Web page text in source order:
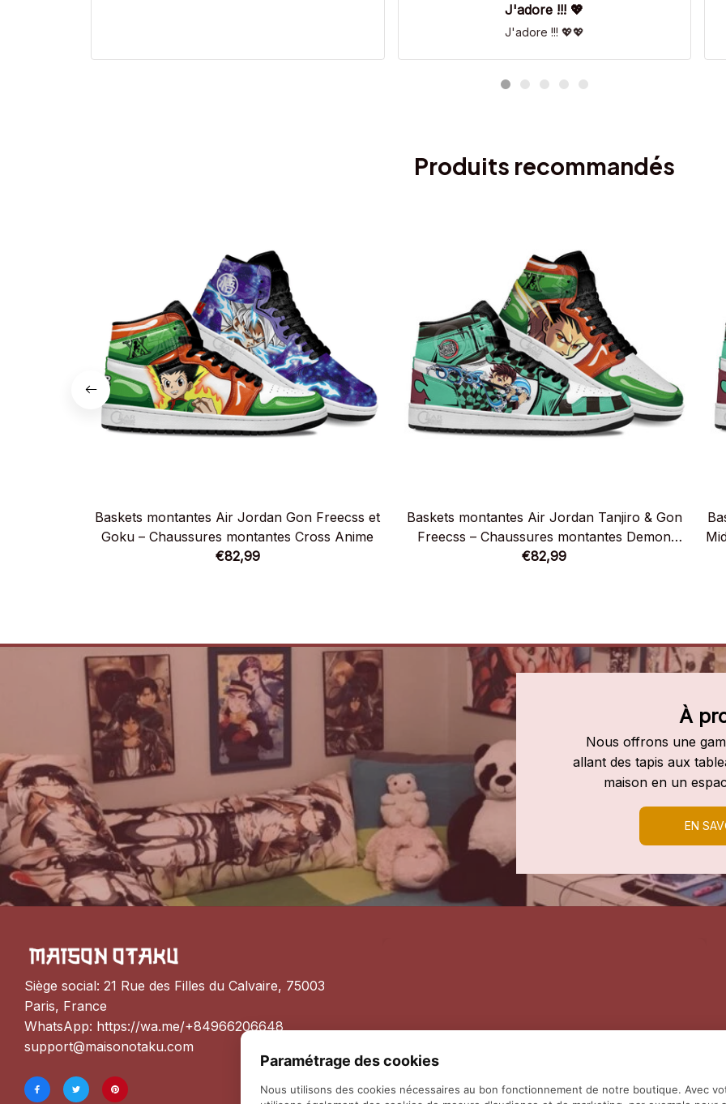
J'adore !!! 💖
J'adore !!! 💖💖
Produits recommandés
Baskets montantes Air Jordan Gon Freecss et
Goku – Chaussures montantes Cross Anime
€82,99
Baskets montantes Air Jordan Tanjiro & Gon
Freecss – Chaussures montantes Demon
Slayer
€82,99
À
Nous offrons une
allant des tapis aux
maison en un
EN
Siège social: 21 Rue des Filles du Calvaire, 75003
Paris, France
WhatsApp: https://wa.me/+84966206648
support@maisonotaku.com
Paramétrage des cookies
Nous utilisons des cookies nécessaires au bon fonctionnement de notre boutique. Avec